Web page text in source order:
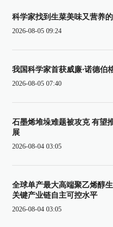
科学家找到生菜美味又营养
2026-08-05 09:24
我国科学家首获威廉·诺德伯
2026-08-05 07:40
石墨烯堆垛难题被攻克 有望
展
2026-08-04 03:05
全球单产最大高端聚乙烯醇
关键产业链自主可控水平
2026-08-04 03:05